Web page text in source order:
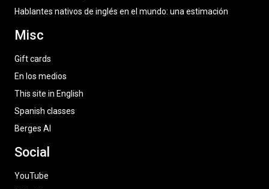
Hablantes nativos de inglés en el mundo: una estimación
Misc
Gift cards
En los medios
This site in English
Spanish classes
Berges AI
Social
YouTube